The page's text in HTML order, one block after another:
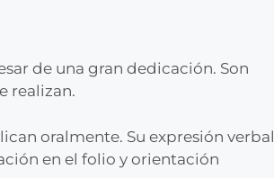
de una gran dedicación. Son
realizan.
oralmente. Su expresión verbal
en el folio y orientación